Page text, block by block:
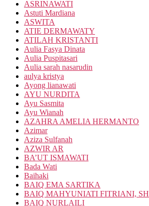
ASRINAWATI
Astuti Mardiana
ASWITA
ATIE DERMAWATY
ATILAH KRISTANTI
Aulia Fasya Dinata
Aulia Puspitasari
Aulia sarah nasarudin
aulya kristya
Ayong lianawati
AYU NURDITA
Ayu Sasmita
Ayu Wianah
AZAHRA AMELIA HERMANTO
Azimar
Aziza Sulfanah
AZWIR AR
BA’UT ISMAWATI
Bada Wati
Baihaki
BAIQ EMA SARTIKA
BAIQ MAHYUNIATI FITRIANI, SH
BAIQ NURLAILI